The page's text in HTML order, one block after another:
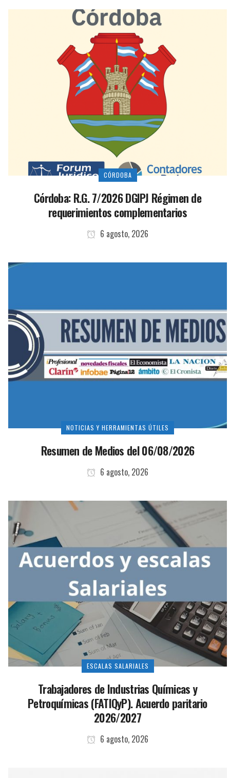
CÓRDOBA
Córdoba: R.G. 7/2026 DGIPJ Régimen de
requerimientos complementarios
6 agosto, 2026
NOTICIAS Y HERRAMIENTAS ÚTILES
Resumen de Medios del 06/08/2026
6 agosto, 2026
ESCALAS SALARIALES
Trabajadores de Industrias Químicas y
Petroquímicas (FATIQyP). Acuerdo paritario
2026/2027
6 agosto, 2026